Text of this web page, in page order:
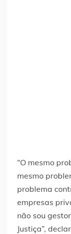
“O mesmo
mesmo
problema
empresas
não sou
Justiça”,